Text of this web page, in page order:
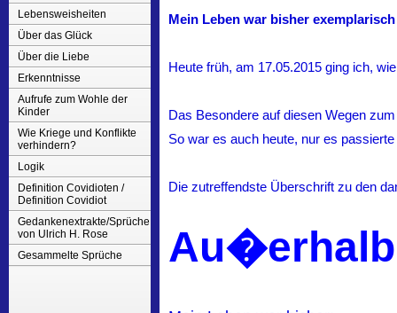
Lebensweisheiten
Über das Glück
Über die Liebe
Erkenntnisse
Aufrufe zum Wohle der
Kinder
Wie Kriege und Konflikte
verhindern?
Logik
Definition Covidioten /
Definition Covidiot
Gedankenextrakte/Sprüche
von Ulrich H. Rose
Gesammelte Sprüche
Mein Leben war bisher
Heute früh, am 17.05.2015 ging ich,
Das Besondere auf diesen Wegen
So war es auch heute, nur es
Die zutreffendste Überschrift zu den